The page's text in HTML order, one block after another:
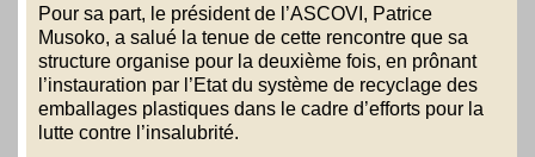
Pour sa part, le président de l’ASCOVI, Patrice
Musoko, a salué la tenue de cette rencontre que sa
structure organise pour la deuxième fois, en prônant
l’instauration par l’Etat du système de recyclage des
emballages plastiques dans le cadre d’efforts pour la
lutte contre l’insalubrité.